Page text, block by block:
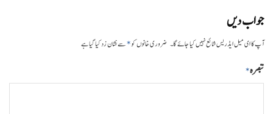
جواب دیں
آپ کا ای میل ایڈریس شائع نہیں کیا جائے گا۔ ضروری خانوں کو*سے نشان زد کیا گیا ہے
تبصرہ*